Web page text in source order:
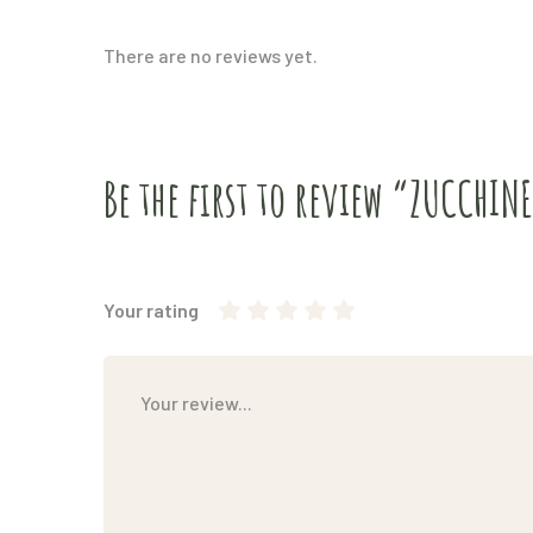
There are no reviews yet.
Be the first to review “ZUCCHINE
Your rating